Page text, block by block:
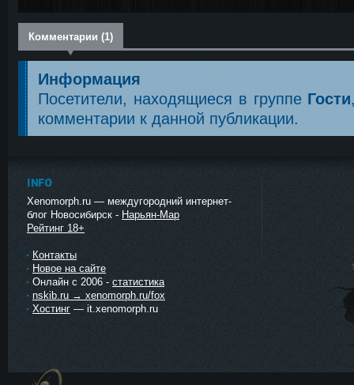
Комментарии (1)
Информация
Посетители, находящиеся в группе Гости
комментарии к данной публикации.
INFO
Xenomorph.ru — междугородний интернет-
блог Новосибирск - Нарьян-Мар
Рейтинг 18+
Контакты
Новое на сайте
Онлайн с 2006 - статистика
nskib.ru → xenomorph.ru/fox
Хостинг — it.xenomorph.ru